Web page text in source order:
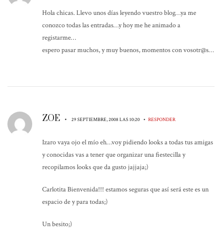
Hola chicas. Llevo unos días leyendo vuestro blog…ya me
conozco todas las entradas…y hoy me he animado a
registarme…
espero pasar muchos, y muy buenos, momentos con vosotr@s…
ZOE • 29 SEPTIEMBRE, 2008 LAS 10:20 • RESPONDER
Izaro vaya ojo el mío eh…voy pidiendo looks a todas tus amigas
y conocidas vas a tener que organizar una fiestecilla y
recopilamos looks que da gusto jajjaja;)
Carlotita Bienvenida!!! estamos seguras que así será este es un
espacio de y para todas;)
Un besito;)